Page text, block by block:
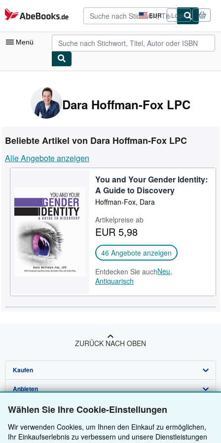
Wählen Sie Ihre Cookie-Einstellungen
Wir verwenden Cookies, um Ihnen den Einkauf zu ermöglichen,
Ihr Einkaufserlebnis zu verbessern und unsere Dienstleistungen
Zum Hauptinhalt
AbeBooks.de EUR
Seite
der
Einkaufseinstellungen.
Login
Menü
Meine Bestellungen
Detailsuche
Kunst & Sammlerstücke
Verkäufer werden
Hilfe
SCHLIESSEN
Dara Hoffman-Fox LPC
Beliebte Artikel von Dara Hoffman-Fox LPC
Alle Angebote anzeigen
You and Your Gender Identity:
A Guide to Discovery
Hoffman-Fox, Dara
Artikelpreise ab
EUR 5,98
46 Angebote anzeigen
Entdecken Sie auchNeu,
Antiquarisch
ZURÜCK NACH OBEN
Kaufen
Detailsuche
Sammlungen
Nutzerkonto
Anbieten
Verkäufer werden
Partnerprogramm
Über uns
Über uns / Impressum
Hilfe